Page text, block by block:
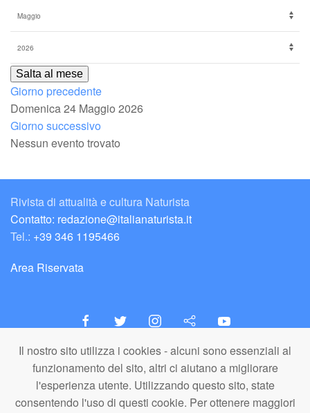
Il nostro sito utilizza i cookies - alcuni sono essenziali al
funzionamento del sito, altri ci aiutano a migliorare
l'esperienza utente. Utilizzando questo sito, state
consentendo l'uso di questi cookie. Per ottenere maggiori
Salta al mese
Giorno precedente
Domenica 24 Maggio 2026
Giorno successivo
Nessun evento trovato
Rivista di attualità e cultura Naturista
Contatto: redazione@italianaturista.it
Tel.: +39 346 1195466
Area Riservata
italiaNATURISTA
Editore e Redazione
A.N.ITA. Associazione Naturista Italiana (APS)
C.F. 80203710159